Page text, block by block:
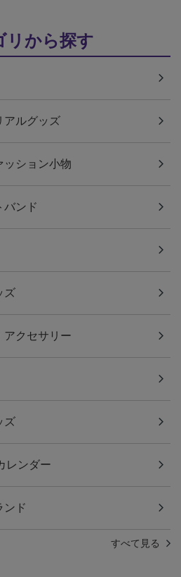
リから探す
アルグッズ
ッション小物
バンド
ズ
アクセサリー
ズ
レンダー
ンド
すべて見る